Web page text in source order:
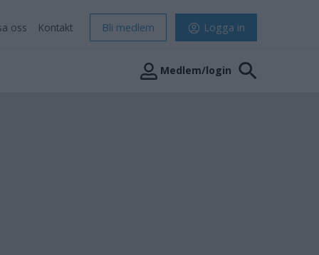
oss Kontakt Bli medlem Logga in
Medlem/login